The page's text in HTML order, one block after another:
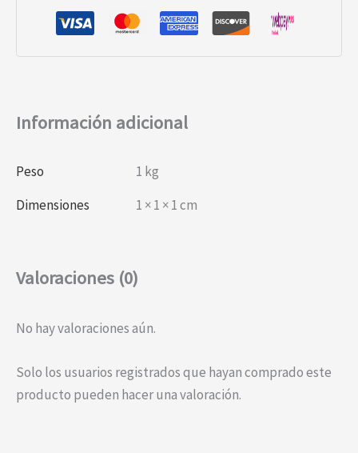
Información adicional
Peso
1 kg
Dimensiones
1 × 1 × 1 cm
Valoraciones (0)
No hay valoraciones aún.
Solo los usuarios registrados que hayan comprado este
producto pueden hacer una valoración.